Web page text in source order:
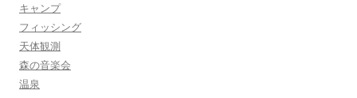
キャンプ
フィッシング
天体観測
森の音楽会
温泉